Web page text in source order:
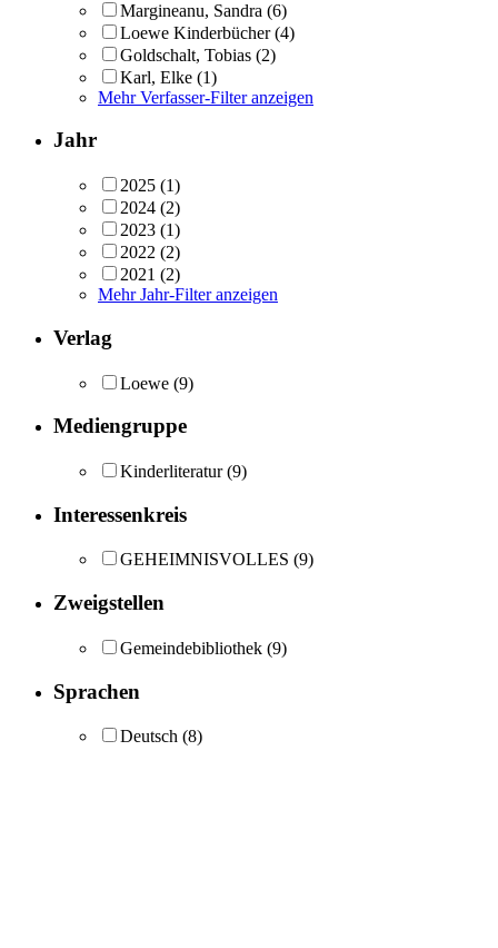
Margineanu, Sandra (6)
Loewe Kinderbücher (4)
Goldschalt, Tobias (2)
Karl, Elke (1)
Mehr Verfasser-Filter anzeigen
Jahr
2025 (1)
2024 (2)
2023 (1)
2022 (2)
2021 (2)
Mehr Jahr-Filter anzeigen
Verlag
Loewe (9)
Mediengruppe
Kinderliteratur (9)
Interessenkreis
GEHEIMNISVOLLES (9)
Zweigstellen
Gemeindebibliothek (9)
Sprachen
Deutsch (8)